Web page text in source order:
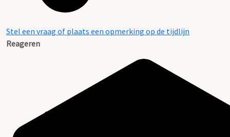
Stel een vraag of plaats een opmerking op de tijdlijn
Reageren